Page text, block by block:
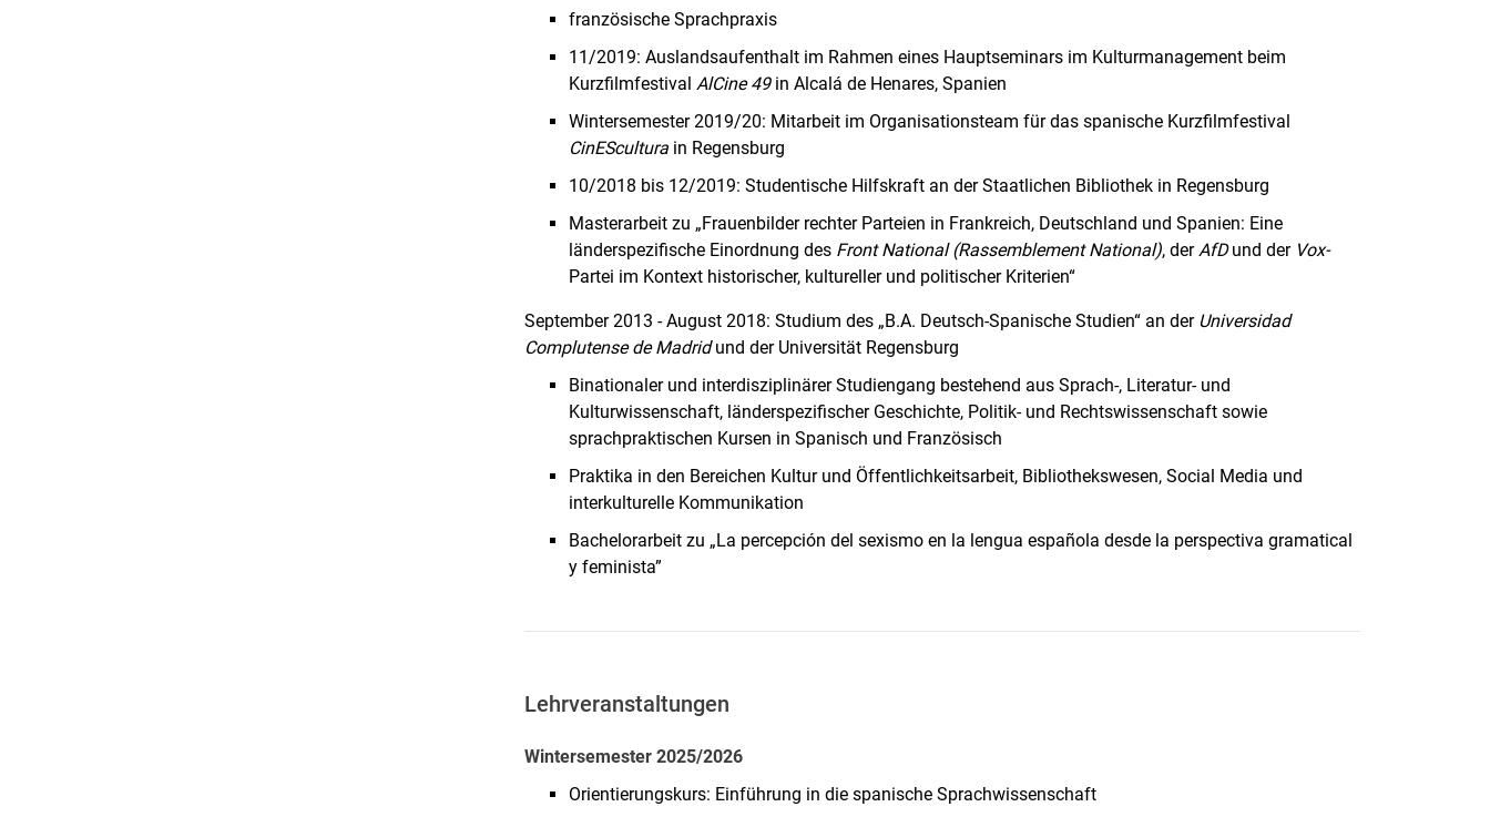
französische Sprachpraxis
11/2019: Auslandsaufenthalt im Rahmen eines Hauptseminars im Kulturmanagement beim
KurzfilmfestivalAlCine 49 in Alcalá de Henares, Spanien
Wintersemester 2019/20: Mitarbeit im Organisationsteam für das spanische Kurzfilmfestival
CinEScultura in Regensburg
10/2018 bis 12/2019: Studentische Hilfskraft an der Staatlichen Bibliothek in Regensburg
Masterarbeit zu „Frauenbilder rechter Parteien in Frankreich, Deutschland und Spanien: Eine
länderspezifische Einordnung des Front National (Rassemblement National), derAfDund der Vox-
Partei im Kontext historischer, kultureller und politischer Kriterien“
September 2013 - August 2018: Studium des „B.A. Deutsch-Spanische Studien“ an der Universidad
Complutense de Madridund der Universität Regensburg
Binationaler und interdisziplinärer Studiengang bestehend aus Sprach-, Literatur- und
Kulturwissenschaft, länderspezifischer Geschichte, Politik- und Rechtswissenschaft sowie
sprachpraktischen Kursen in Spanisch und Französisch
Praktika in den Bereichen Kultur und Öffentlichkeitsarbeit, Bibliothekswesen, Social Media und
interkulturelle Kommunikation
Bachelorarbeit zu „La percepción del sexismo en la lengua española desde la perspectiva gramatical
y feminista”
Lehrveranstaltungen
Wintersemester 2025/2026
Orientierungskurs: Einführung in die spanische Sprachwissenschaft